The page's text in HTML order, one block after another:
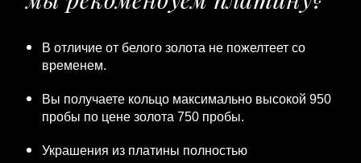
В отличие от белого золота не пожелтеет со
временем.
Вы получаете кольцо максимально высокой 950
пробы по цене золота 750 пробы.
Украшения из платины полностью